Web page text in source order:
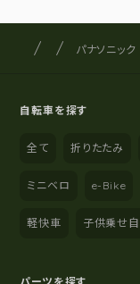
サイト内の
サイクルショップナカゴヤ
パナソニック
自転車を探す
全て 折りたたみ
ミニベロ e-Bike
軽快車 子供乗せ